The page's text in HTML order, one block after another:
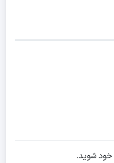
خود شوید.